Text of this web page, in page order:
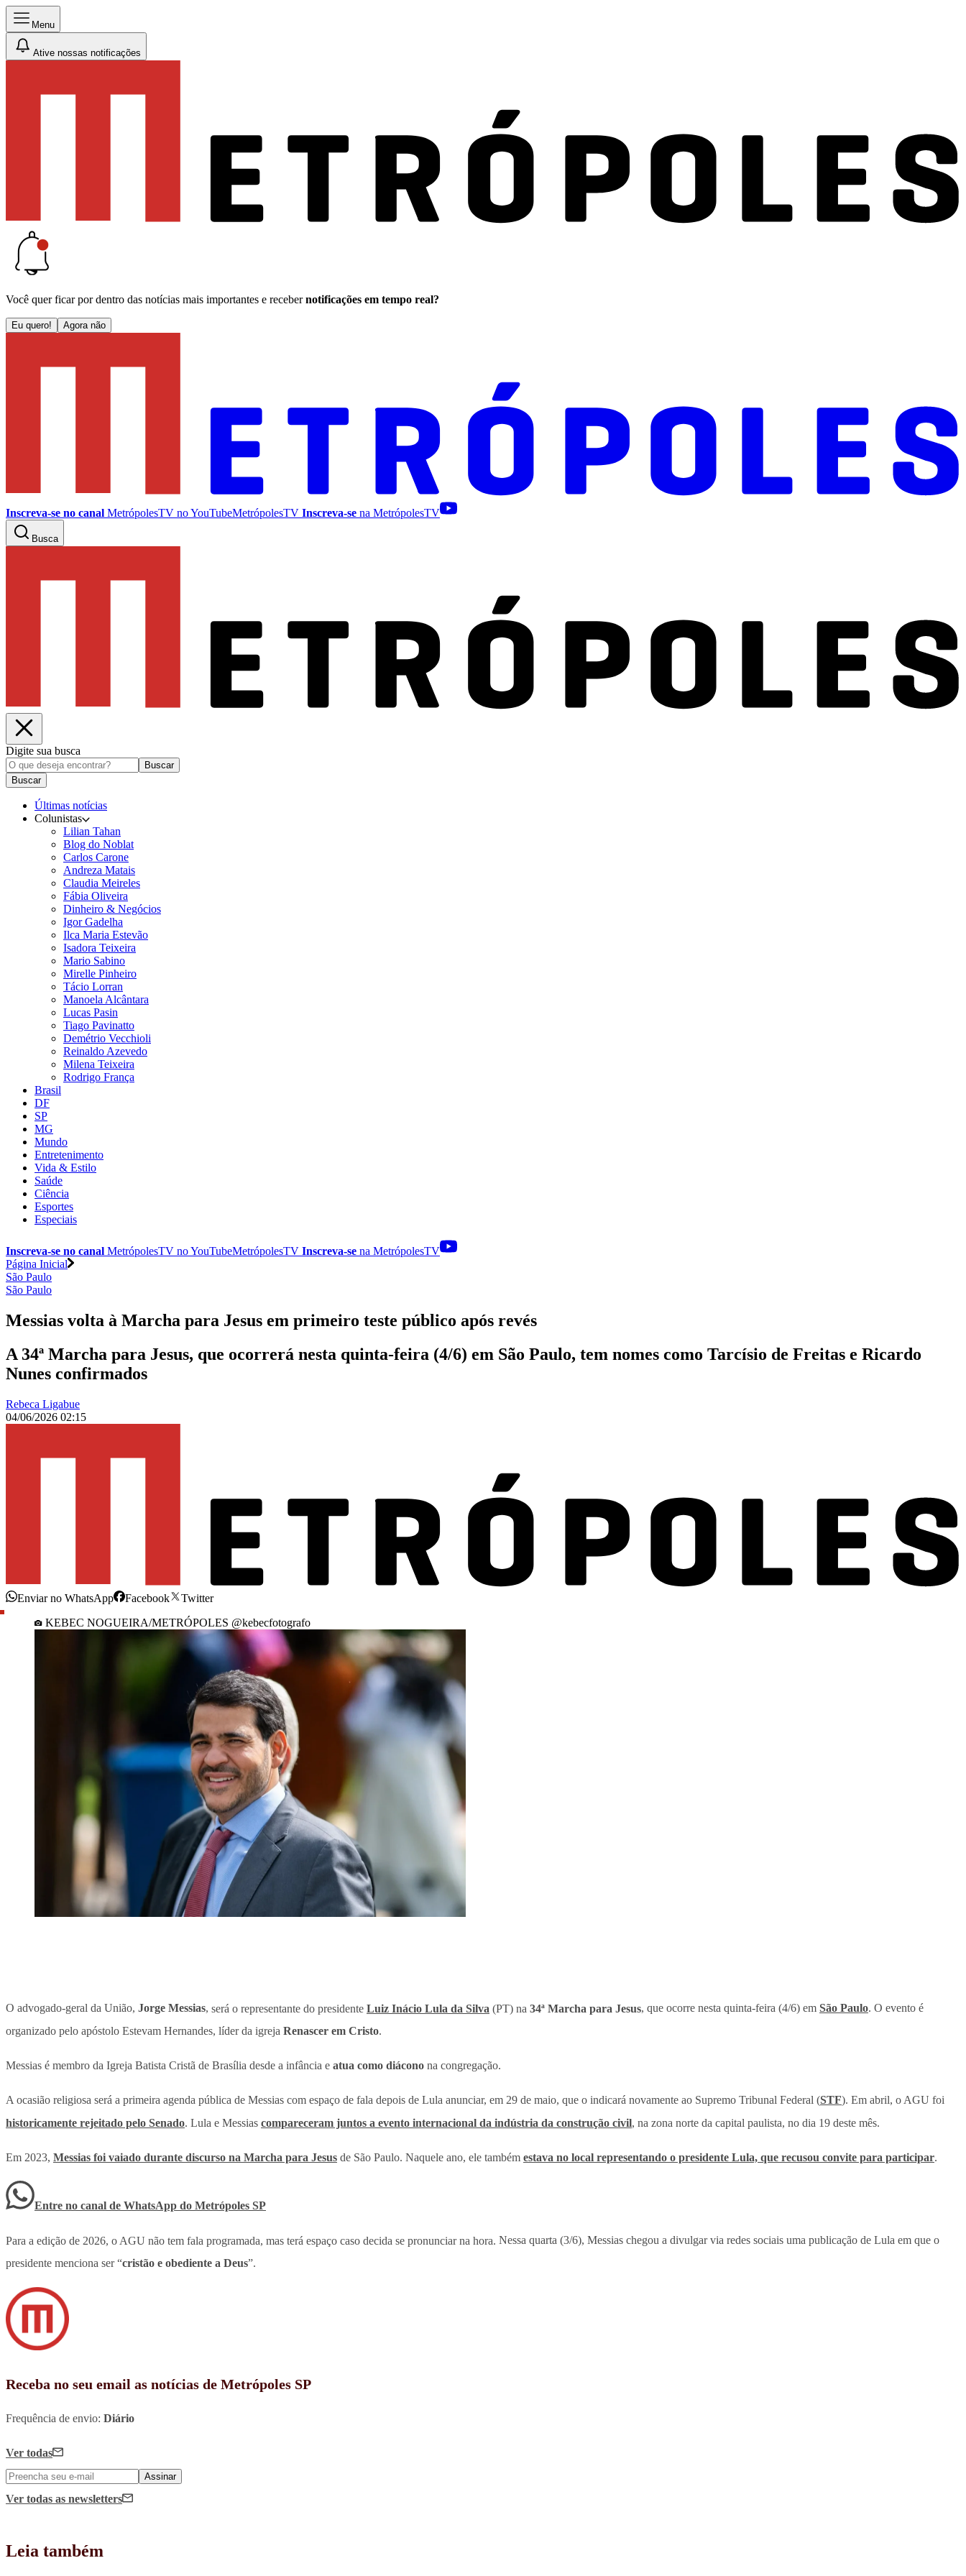
Menu
Ative nossas notificações
Você quer ficar por dentro das notícias mais importantes e receber notificações em tempo real?
Eu quero! Agora não
Inscreva-se no canal MetrópolesTV noYouTubeMetrópolesTV Inscreva-se na MetrópolesTV
Busca
Digite sua busca
Buscar
Buscar
Últimas notícias
Colunistas
Lilian Tahan
Blog do Noblat
Carlos Carone
Andreza Matais
Claudia Meireles
Fábia Oliveira
Dinheiro & Negócios
Igor Gadelha
Ilca Maria Estevão
Isadora Teixeira
Mario Sabino
Mirelle Pinheiro
Tácio Lorran
Manoela Alcântara
Lucas Pasin
Tiago Pavinatto
Demétrio Vecchioli
Reinaldo Azevedo
Milena Teixeira
Rodrigo França
Brasil
DF
SP
MG
Mundo
Entretenimento
Vida & Estilo
Saúde
Ciência
Esportes
Especiais
Inscreva-se no canal MetrópolesTV noYouTubeMetrópolesTV Inscreva-se na MetrópolesTV
Página Inicial
São Paulo
São Paulo
Messias volta à Marcha para Jesus em primeiro teste público após revés
A 34ª Marcha para Jesus, que ocorrerá nesta quinta-feira (4/6) em São Paulo, tem nomes como Tarcísio de Freitas e Ricardo
Nunes confirmados
Rebeca Ligabue
04/06/2026 02:15
Enviar no WhatsApp Facebook
Twitter
KEBEC NOGUEIRA/METRÓPOLES @kebecfotografo
O advogado-geral da União, Jorge Messias, será o representante do presidente Luiz Inácio Lula da Silva (PT) na 34ª Marcha para Jesus, que ocorre nesta quinta-feira (4/6) em São Paulo. O evento é
organizado pelo apóstolo Estevam Hernandes, líder da igreja Renascer em Cristo.
Messias é membro da Igreja Batista Cristã de Brasília desde a infância e atua como diácono na congregação.
A ocasião religiosa será a primeira agenda pública de Messias com espaço de fala depois de Lula anunciar, em 29 de maio, que o indicará novamente ao Supremo Tribunal Federal (STF). Em abril, o AGU foi
historicamente rejeitado pelo Senado. Lula e Messias compareceram juntos a evento internacional da indústria da construção civil, na zona norte da capital paulista, no dia 19 deste mês.
Em 2023, Messias foi vaiado durante discurso na Marcha para Jesus de São Paulo. Naquele ano, ele também estava no local representando o presidente Lula, que recusou convite para participar.
Entre no canal de WhatsApp do Metrópoles SP
Para a edição de 2026, o AGU não tem fala programada, mas terá espaço caso decida se pronunciar na hora. Nessa quarta (3/6), Messias chegou a divulgar via redes sociais uma publicação de Lula em que o
presidente menciona ser “cristão e obediente a Deus”.
Receba no seu email as notícias de Metrópoles SP
Frequência de envio: Diário
Ver todas
Assinar
Ver todas as newsletters
Leia também